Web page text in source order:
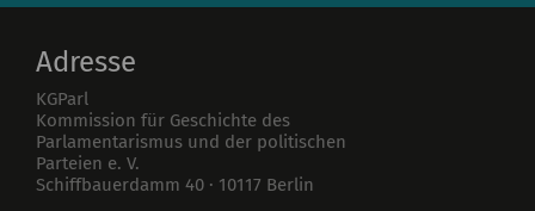
Adresse
KGParl
Kommission für Geschichte des
Parlamentarismus und der politischen
Parteien e. V.
Schiffbauerdamm 40 · 10117 Berlin